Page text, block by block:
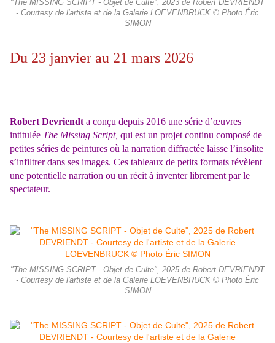
"The MISSING SCRIPT - Objet de Culte", 2023 de Robert DEVRIENDT
- Courtesy de l'artiste et de la Galerie LOEVENBRUCK © Photo Éric
SIMON
Du 23 janvier au 21 mars 2026
Robert Devriendt a conçu depuis 2016 une série d’œuvres
intitulée The Missing Script, qui est un projet continu composé de
petites séries de peintures où la narration diffractée laisse l’insolite
s’infiltrer dans ses images. Ces tableaux de petits formats révèlent
une potentielle narration ou un récit à inventer librement par le
spectateur.
"The MISSING SCRIPT - Objet de Culte", 2025 de Robert DEVRIENDT
- Courtesy de l'artiste et de la Galerie LOEVENBRUCK © Photo Éric
SIMON